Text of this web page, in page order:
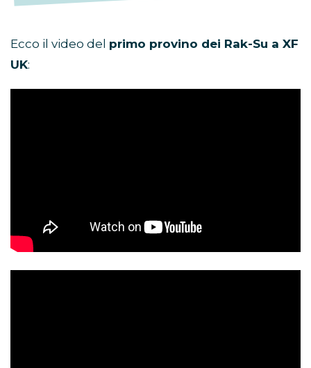
Ecco il video del primo provino dei Rak-Su a XF
UK: